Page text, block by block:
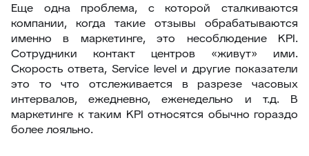
Еще одна проблема, с которой сталкиваются
компании, когда такие отзывы обрабатываются
именно в маркетинге, это несоблюдение KPI.
Сотрудники контакт центров «живут» ими.
Скорость ответа, Service level и другие показатели
это то что отслеживается в разрезе часовых
интервалов, ежедневно, еженедельно и т.д. В
маркетинге к таким KPI относятся обычно гораздо
более лояльно.